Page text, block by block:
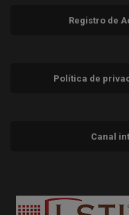
Registro de
Política de
Canal